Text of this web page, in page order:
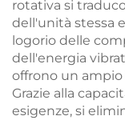
rotativa si
dell'unità stessa
logorio delle
dell'energia
offrono un
Grazie alla
esigenze, si